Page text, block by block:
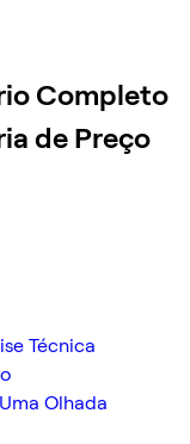
Completo
de Preço
Técnica
Olhada